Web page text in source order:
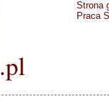
.pl
Strona
Praca